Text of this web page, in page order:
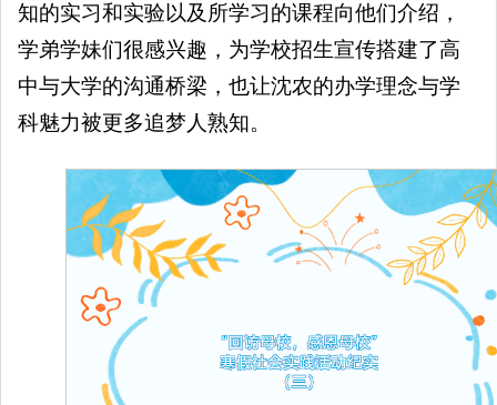
知的实习和实验以及所学习的课程向他们介绍，
学弟学妹们很感兴趣，为学校招生宣传搭建了高
中与大学的沟通桥梁，也让沈农的办学理念与学
科魅力被更多追梦人熟知。